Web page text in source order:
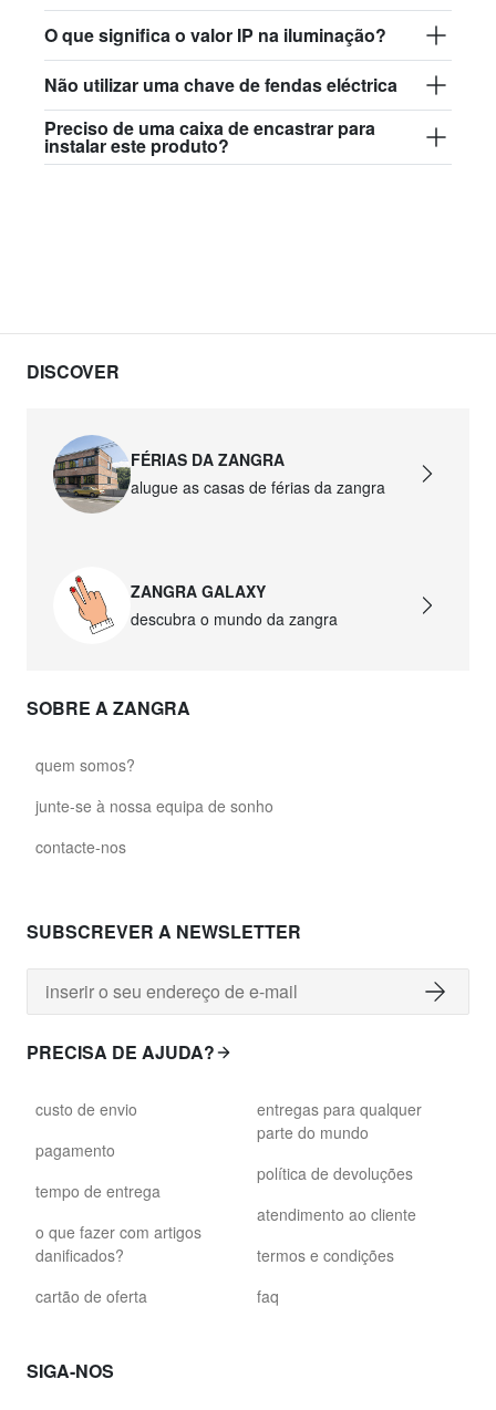
O que significa o valor IP na iluminação?
Não utilizar uma chave de fendas eléctrica
Preciso de uma caixa de encastrar para
instalar este produto?
DISCOVER
FÉRIAS DA ZANGRA
alugue as casas de férias da zangra
ZANGRA GALAXY
descubra o mundo da zangra
SOBRE A ZANGRA
quem somos?
junte-se à nossa equipa de sonho
contacte-nos
SUBSCREVER A NEWSLETTER
PRECISA DE AJUDA?
custo de envio
pagamento
tempo de entrega
o que fazer com artigos
danificados?
cartão de oferta
entregas para qualquer
parte do mundo
política de devoluções
atendimento ao cliente
termos e condições
faq
SIGA-NOS